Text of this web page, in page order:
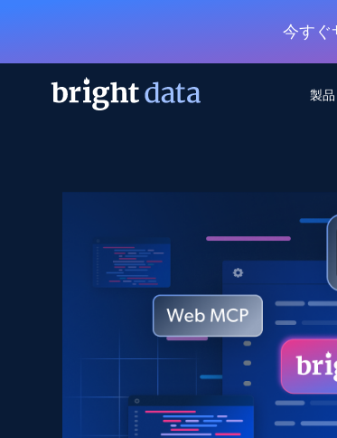
今すぐ
製品
1つのAPIでブロックと
Always live web
SERP API
オンデマンドですばや
ンをスクレイピング
ビング
ダ
ヤンデックス
Scraping Browser
組み込みのブロック解
よるスクレイピングブ
より多くのデータで、
ーニング
ビデオフィード –
ヒューマノイドロボッ
めの継続的かつターゲ
画を取得
データパッケージ
あらゆる業界向けの
クロールAPI
SERP API
FREE TIER
Scraping Browser
プロキシサービス
ブラウザ拡張機能
ネットワークステータス